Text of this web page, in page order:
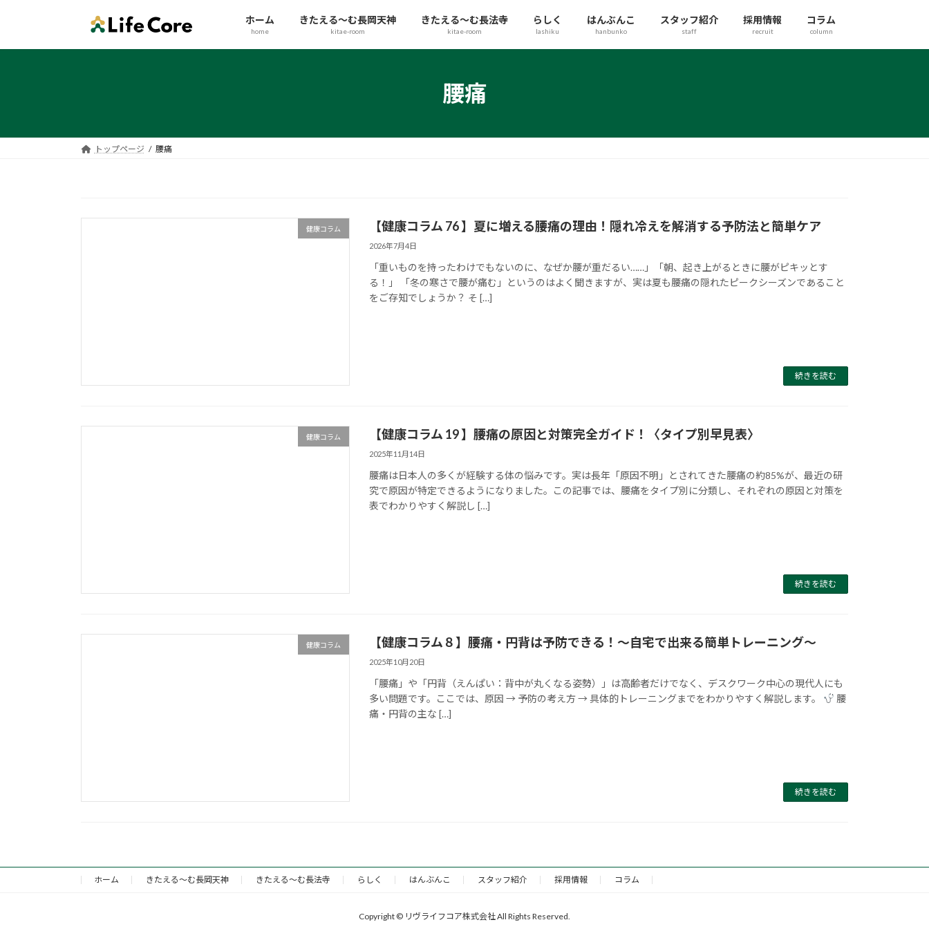
ッ
移
ホーム
home
きたえる～む長岡天神
kitae-room
きたえる～む長法寺
kitae-room
らしく
lashiku
はんぶんこ
hanbunko
スタッフ紹介
staff
採用情報
recruit
コラム
column
腰痛
トップページ 腰痛
健康コラム 【健康コラム 76 】夏に増える腰痛の理由！隠れ冷えを解消する予防法と簡単ケア
2026年7月4日
「重いものを持ったわけでもないのに、なぜか腰が重だるい……」「朝、起き上がるときに腰がピキッとす
る！」 「冬の寒さで腰が痛む」というのはよく聞きますが、実は夏も腰痛の隠れたピークシーズンであること
をご存知でしょうか？ そ […]
続きを読む
健康コラム 【健康コラム 19 】腰痛の原因と対策完全ガイド！〈タイプ別早見表〉
2025年11月14日
腰痛は日本人の多くが経験する体の悩みです。実は長年「原因不明」とされてきた腰痛の約85%が、最近の研
究で原因が特定できるようになりました。この記事では、腰痛をタイプ別に分類し、それぞれの原因と対策を
表でわかりやすく解説し […]
続きを読む
健康コラム 【健康コラム８】腰痛・円背は予防できる！～自宅で出来る簡単トレーニング～
2025年10月20日
「腰痛」や「円背（えんぱい：背中が丸くなる姿勢）」は高齢者だけでなく、デスクワーク中心の現代人にも
多い問題です。ここでは、原因 → 予防の考え方 → 具体的トレーニングまでをわかりやすく解説します。
腰
痛・円背の主な […]
続きを読む
ホーム きたえる～む長岡天神 きたえる～む長法寺 らしく はんぶんこ スタッフ紹介 採用情報 コラム
Copyright © リヴライフコア株式会社 All Rights Reserved.